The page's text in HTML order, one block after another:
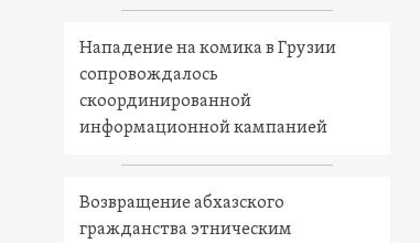
Нападение на комика в Грузии
сопровождалось
скоординированной
информационной кампанией
Возвращение абхазского
гражданства этническим